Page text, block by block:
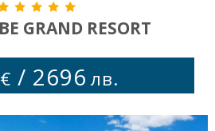
GRAND RESORT
€ / 2696 лв.